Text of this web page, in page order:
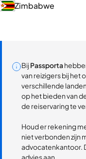
Zimbabwe
BijPassporta
van reizigers bij het
verschillende
op het bieden van
de reiservaring te
Houd er rekening
niet verbonden zijn
advocatenkantoor.
advies aan.